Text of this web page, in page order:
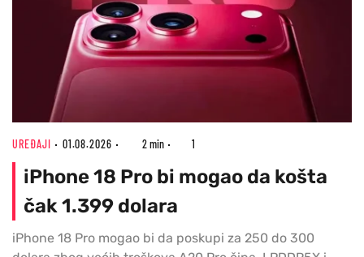
UREĐAJI 01.08.2026 2 min 1
iPhone 18 Pro bi mogao da košta
čak 1.399 dolara
iPhone 18 Pro mogao bi da poskupi za 250 do 300